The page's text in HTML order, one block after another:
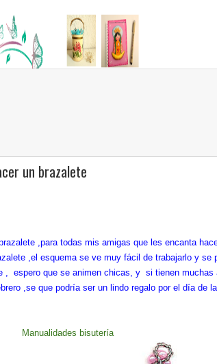
un brazalete
,para todas mis amigas que les encanta
,el esquema se ve muy fácil de trabajarlo y se
, espero que se animen chicas, y si tienen muchas
,se que podría ser un lindo regalo por el día de
Manualidades bisutería